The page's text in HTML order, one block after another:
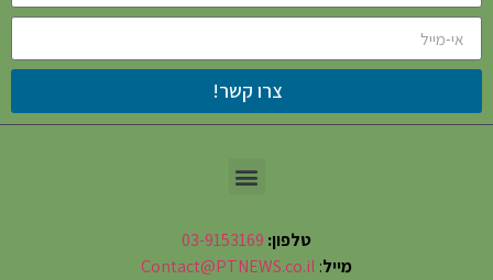
צרו קשר!
טלפון: 03-9153169
מייל:
Contact@PTNEWS.co.il